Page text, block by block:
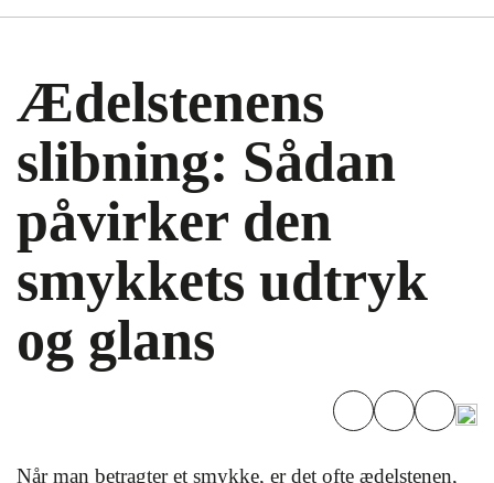
Ædelstenens
slibning: Sådan
påvirker den
smykkets udtryk
og glans
Når man betragter et smykke, er det ofte ædelstenen,